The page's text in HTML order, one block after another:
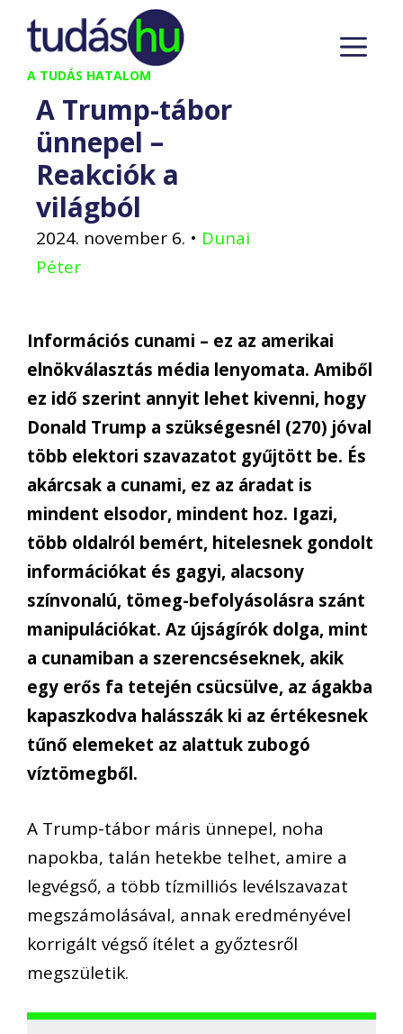
Kilépés
tartalomba
A TUDÁS HATALOM
A Trump-tábor
ünnepel –
Reakciók a
világból
2024. november 6. • Dunai
Péter
Információs cunami – ez az amerikai
elnökválasztás média lenyomata. Amiből
ez idő szerint annyit lehet kivenni, hogy
Donald Trump a szükségesnél (270) jóval
több elektori szavazatot gyűjtött be. És
akárcsak a cunami, ez az áradat is
mindent elsodor, mindent hoz. Igazi,
több oldalról bemért, hitelesnek gondolt
információkat és gagyi, alacsony
színvonalú, tömeg-befolyásolásra szánt
manipulációkat. Az újságírók dolga, mint
a cunamiban a szerencséseknek, akik
egy erős fa tetején csücsülve, az ágakba
kapaszkodva halásszák ki az értékesnek
tűnő elemeket az alattuk zubogó
víztömegből.
A Trump-tábor máris ünnepel, noha
napokba, talán hetekbe telhet, amire a
legvégső, a több tízmilliós levélszavazat
megszámolásával, annak eredményével
korrigált végső ítélet a győztesről
megszületik.